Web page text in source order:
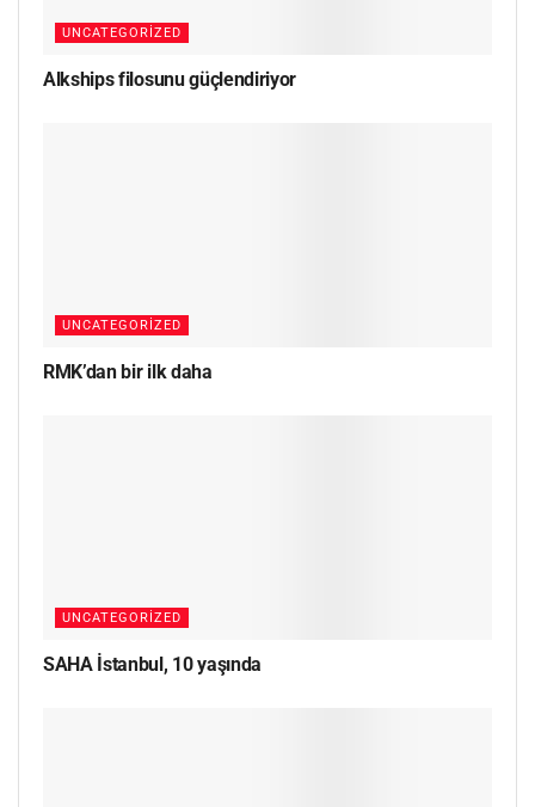
UNCATEGORIZED
Alkships filosunu güçlendiriyor
UNCATEGORIZED
RMK’dan bir ilk daha
UNCATEGORIZED
SAHA İstanbul, 10 yaşında